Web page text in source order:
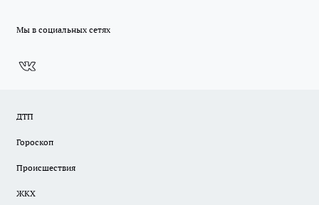
Мы в социальных сетях
ДТП
Гороскоп
Происшествия
ЖКХ